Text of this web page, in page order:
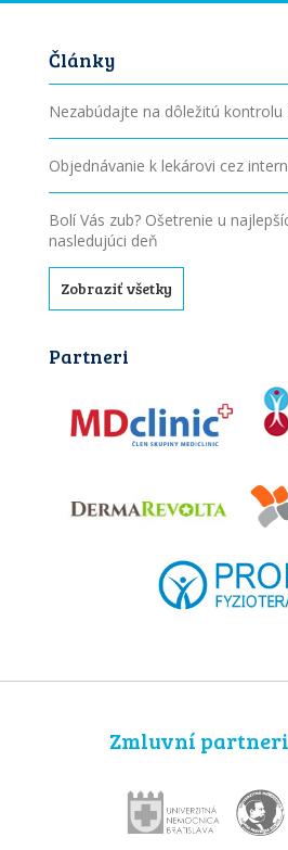
Články
Nezabúdajte na dôležitú kontrolu
Objednávanie k lekárovi cez
Bolí Vás zub? Ošetrenie u
nasledujúci deň
Zobraziť všetky
Partneri
Zmluvní